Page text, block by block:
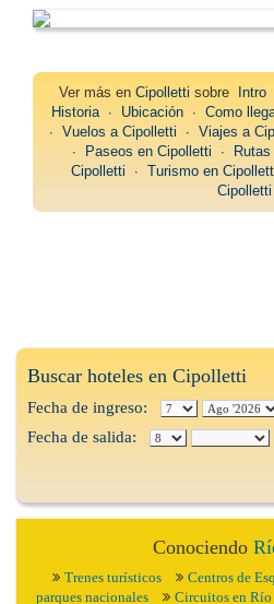
Ver más en Cipolletti sobre Intro
Historia ∙ Ubicación ∙ Como
∙ Vuelos a Cipolletti ∙ Viajes a
∙
Paseos en Cipolletti ∙
Cipolletti ∙ Turismo en
Cipolletti
Buscar hoteles en Cipolletti
Fecha de ingreso:
Fecha de salida:
Conociendo
Trenes turísticos Centros de
parques nacionales
Circuitos en Río